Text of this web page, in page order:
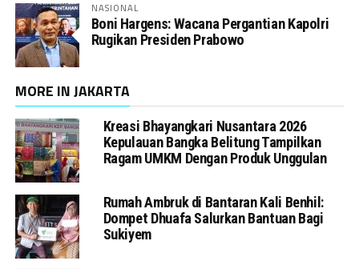
NASIONAL
Boni Hargens: Wacana Pergantian Kapolri
Rugikan Presiden Prabowo
MORE IN JAKARTA
Kreasi Bhayangkari Nusantara 2026
Kepulauan Bangka Belitung Tampilkan
Ragam UMKM Dengan Produk Unggulan
Rumah Ambruk di Bantaran Kali Benhil:
Dompet Dhuafa Salurkan Bantuan Bagi
Sukiyem